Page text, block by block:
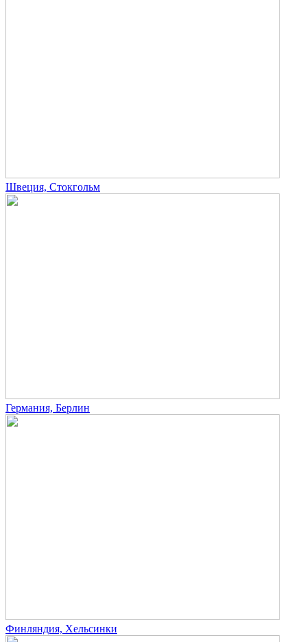
Швеция, Стокгольм
Германия, Берлин
Финляндия, Хельсинки